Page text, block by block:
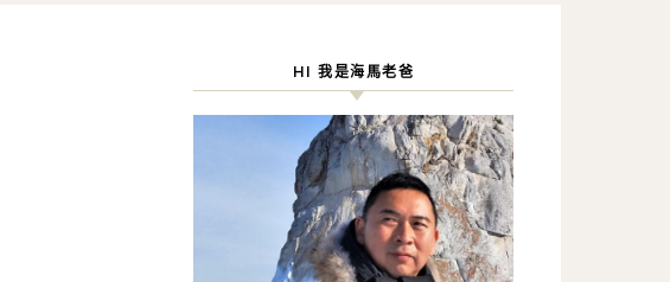
HI 我是海馬老爸